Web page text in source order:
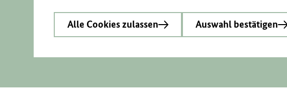
Alle Cookies zulassen Auswahl bestätigen